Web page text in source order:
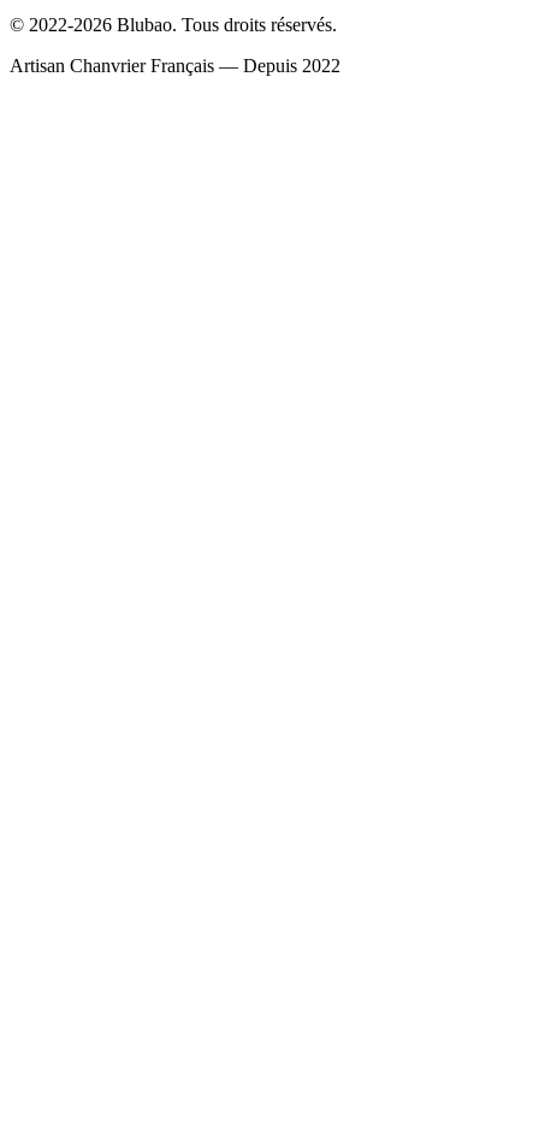
© 2022-2026 Blubao. Tous droits réservés.
Artisan Chanvrier Français — Depuis 2022